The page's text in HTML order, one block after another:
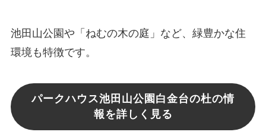
池田山公園や「ねむの木の庭」など、緑豊かな住
環境も特徴です。
パークハウス池田山公園白金台の杜の情
報を詳しく見る